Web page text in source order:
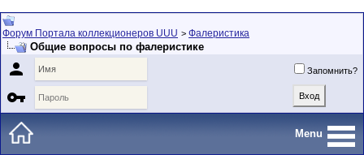
Форум Портала коллекционеров UUU > Фалеристика
Общие вопросы по фалеристике
 Запомнить?

Menu